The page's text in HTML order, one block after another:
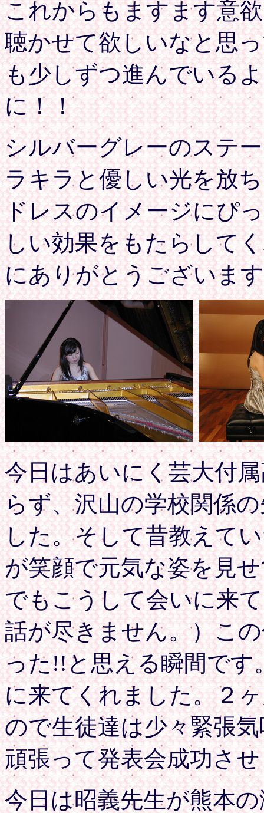
これからもますます意
聴かせて欲しいなと思
も少しずつ進んでいる
に！！
シルバーグレーのステ
ラキラと優しい光を放
ドレスのイメージにぴ
しい効果をもたらして
にありがとうございま
今日はあいにく芸大付
らず、沢山の学校関係
した。そして昔教えて
が笑顔で元気な姿を見
でもこうして会いに来
話が尽きません。）こ
った!!と思える瞬間です
に来てくれました。２
ので生徒達は少々緊張
頑張って発表会成功さ
今日は昭義先生が熊本